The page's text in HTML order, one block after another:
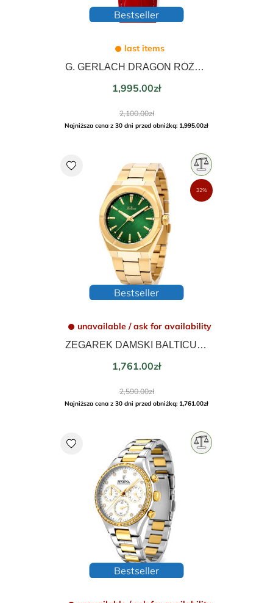
Bestseller
last items
G. GERLACH DRAGON RÓŻOWY
Price
1,995.00zł
Regular
price
2,100.00zł
Najniższa cena z 30 dni przed obniżką: 1,995.00zł
Bestseller
unavailable / ask for availability
ZEGAREK DAMSKI BALTICUS GWIEZDNY PYŁ 37mm BLT-BALSDLGGM
Price
1,761.00zł
Regular
price
2,590.00zł
Najniższa cena z 30 dni przed obniżką: 1,761.00zł
favorite
32%
Bestseller
favorite